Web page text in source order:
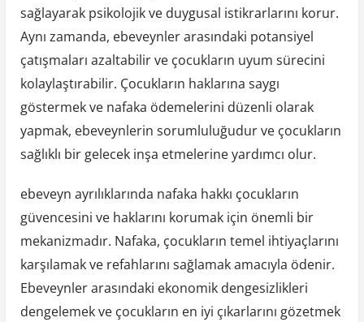
sağlayarak psikolojik ve duygusal istikrarlarını korur.
Aynı zamanda, ebeveynler arasındaki potansiyel
çatışmaları azaltabilir ve çocukların uyum sürecini
kolaylaştırabilir. Çocukların haklarına saygı
göstermek ve nafaka ödemelerini düzenli olarak
yapmak, ebeveynlerin sorumluluğudur ve çocukların
sağlıklı bir gelecek inşa etmelerine yardımcı olur.
ebeveyn ayrılıklarında nafaka hakkı çocukların
güvencesini ve haklarını korumak için önemli bir
mekanizmadır. Nafaka, çocukların temel ihtiyaçlarını
karşılamak ve refahlarını sağlamak amacıyla ödenir.
Ebeveynler arasındaki ekonomik dengesizlikleri
dengelemek ve çocukların en iyi çıkarlarını gözetmek